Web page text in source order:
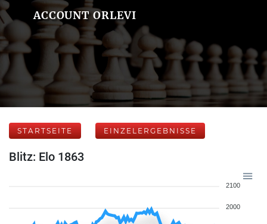
ACCOUNT ORLEVI
STARTSEITE EINZELERGEBNISSE
Blitz: Elo 1863
2100
2000